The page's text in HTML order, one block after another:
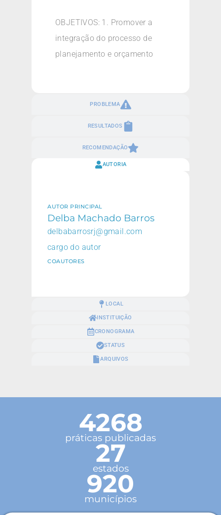
PROBLEMA
RESULTADOS
RECOMENDAÇÃO
OBJETIVOS: 1. Promover a
integração do processo de
planejamento e orçamento
AUTORIA
LOCAL
INSTITUIÇÃO
CRONOGRAMA
STATUS
ARQUIVOS
AUTOR PRINCIPAL
Delba Machado Barros
delbabarrosrj@gmail.com
cargo do autor
COAUTORES
4268
práticas publicadas
27
estados
920
municípios